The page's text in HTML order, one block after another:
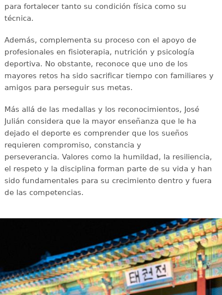
para fortalecer tanto su condición física como su
técnica.
Además, complementa su proceso con el apoyo de
profesionales en fisioterapia, nutrición y psicología
deportiva. No obstante, reconoce que uno de los
mayores retos ha sido sacrificar tiempo con familiares y
amigos para perseguir sus metas.
Más allá de las medallas y los reconocimientos, José
Julián considera que la mayor enseñanza que le ha
dejado el deporte es comprender que los sueños
requieren compromiso, constancia y
perseverancia. Valores como la humildad, la resiliencia,
el respeto y la disciplina forman parte de su vida y han
sido fundamentales para su crecimiento dentro y fuera
de las competencias.